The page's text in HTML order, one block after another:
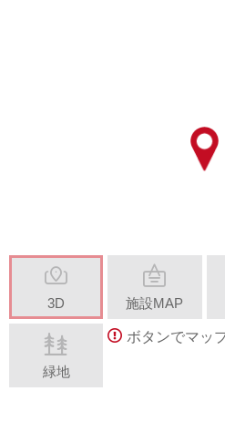
3D 施設MAP
緑地
ボタンでマッ